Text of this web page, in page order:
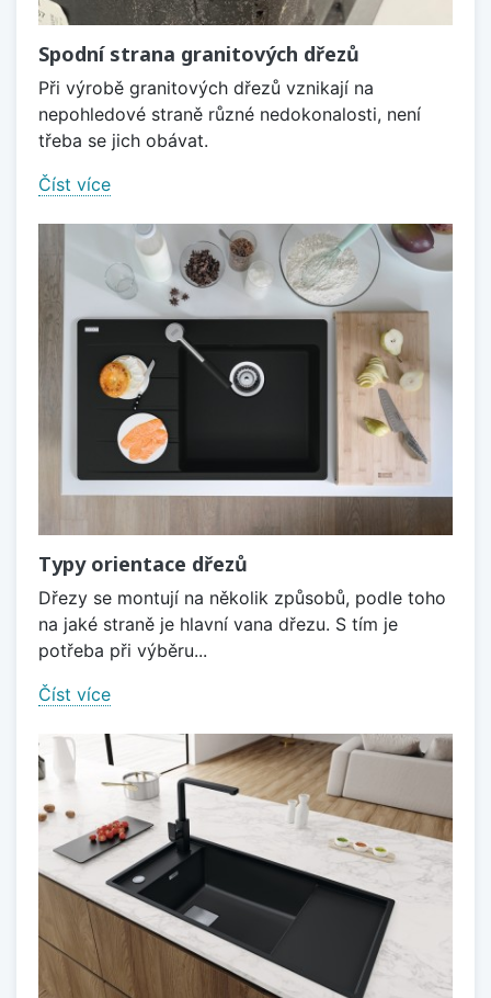
Spodní strana granitových dřezů
Při výrobě granitových dřezů vznikají na
nepohledové straně různé nedokonalosti, není
třeba se jich obávat.
Číst více
Typy orientace dřezů
Dřezy se montují na několik způsobů, podle toho
na jaké straně je hlavní vana dřezu. S tím je
potřeba při výběru...
Číst více